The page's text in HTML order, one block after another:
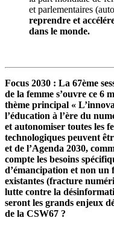
et parlementaires
reprendre et
dans le monde.
Focus 2030 : La 67ème
de la femme s’ouvre ce 6
thème principal «
l’éducation à l’ère du
et autonomiser toutes les
technologiques peuvent
et de l’Agenda 2030,
compte les besoins
d’émancipation et non un
existantes (fracture
lutte contre la
seront les grands enjeux
de la CSW67 ?